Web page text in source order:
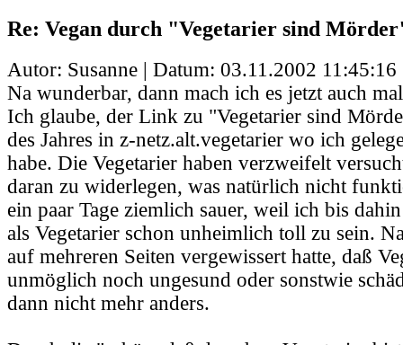
Re: Vegan durch "Vegetarier sind
Autor: Susanne | Datum: 03.11.2002 11:45:16
Na wunderbar, dann mach ich es jetzt auch
Ich glaube, der Link zu "Vegetarier sind
des Jahres in z-netz.alt.vegetarier wo ich
habe. Die Vegetarier haben verzweifelt
daran zu widerlegen, was natürlich nicht
ein paar Tage ziemlich sauer, weil ich bis
als Vegetarier schon unheimlich toll zu sein.
auf mehreren Seiten vergewissert hatte, daß
unmöglich noch ungesund oder sonstwie
dann nicht mehr anders.